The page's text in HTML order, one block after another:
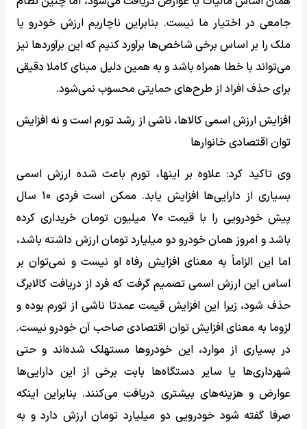
جامعی در اختیار ما نیست. بنابراین ناچاریم ارزش خودرو یا
ملک را بر اساس برخی شاخص‌ها برآورد کنیم که این برآوردها نیز
می‌تواند با خطا همراه باشد و به همین دلیل مبنای کاملا دقیقی
برای حذف افراد از طرح‌های حمایتی محسوب نمی‌شود.
افزایش ارزش اسمی کالاها، ناشی از رشد تورم است و نه افزایش
توان اقتصادی خانوارها
وی تاکید کرد: علاوه بر اینها، تورم باعث شده ارزش اسمی
بسیاری از دارایی‌ها افزایش یابد. ممکن است فردی ۱۰ سال
پیش خودرویی را با قیمت ۷۰ میلیون تومان خریداری کرده
باشد و امروز همان خودرو دو میلیارد تومان ارزش داشته باشد،
اما این الزاماً به معنای افزایش رفاه او نیست و نمی‌توان بر
اساس این ارزش اسمی تصمیم گرفت که فرد از دریافت کالابرگ
حذف شود، زیرا این افزایش قیمت عمدتا ناشی از تورم بوده و
لزوما به معنای افزایش توان اقتصادی صاحب آن خودرو نیست.
در بسیاری از موارد، این خودروها مستهلک شده‌اند و حتی
شهرداری‌ها یا سایر دستگاه‌ها بابت برخی از این دارایی‌ها
عوارض و هزینه‌های بیشتری دریافت می‌کنند. بنابراین اینکه
صرفا گفته شود خودرویی دو میلیارد تومان ارزش دارد و به